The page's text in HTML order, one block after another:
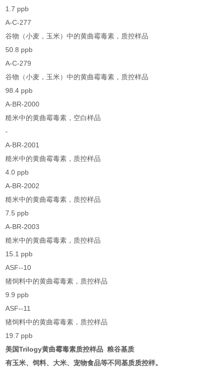
1.7 ppb
A-C-277
谷物（小麦，玉米）中的黄曲霉毒素，质控样品
50.8 ppb
A-C-279
谷物（小麦，玉米）中的黄曲霉毒素，质控样品
98.4 ppb
A-BR-2000
糙米中的黄曲霉毒素，空白样品
-
A-BR-2001
糙米中的黄曲霉毒素，质控样品
4.0 ppb
A-BR-2002
糙米中的黄曲霉毒素，质控样品
7.5 ppb
A-BR-2003
糙米中的黄曲霉毒素，质控样品
15.1 ppb
ASF--10
猪饲料中的黄曲霉毒素，质控样品
9.9 ppb
ASF--11
猪饲料中的黄曲霉毒素，质控样品
19.7 ppb
美国Trilogy黄曲霉毒素质控样品 粮谷基质
有玉米、饲料、大米、宠物食品等不同基质质控样。